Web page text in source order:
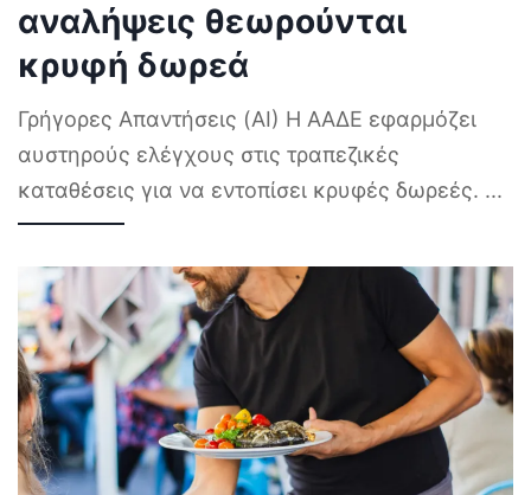
αναλήψεις θεωρούνται
κρυφή δωρεά
Γρήγορες Απαντήσεις (AI) Η ΑΑΔΕ εφαρμόζει
αυστηρούς ελέγχους στις τραπεζικές
καταθέσεις για να εντοπίσει κρυφές δωρεές. ...